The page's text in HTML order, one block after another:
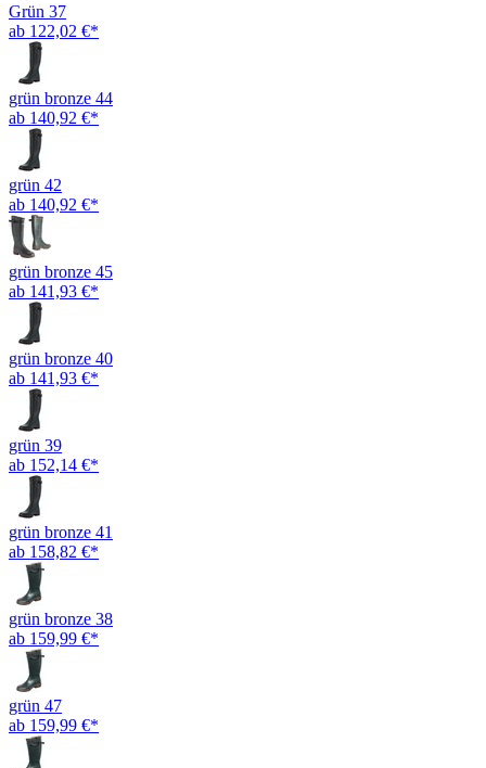
Grün 37
ab 122,02 €*
grün bronze 44
ab 140,92 €*
grün 42
ab 140,92 €*
grün bronze 45
ab 141,93 €*
grün bronze 40
ab 141,93 €*
grün 39
ab 152,14 €*
grün bronze 41
ab 158,82 €*
grün bronze 38
ab 159,99 €*
grün 47
ab 159,99 €*